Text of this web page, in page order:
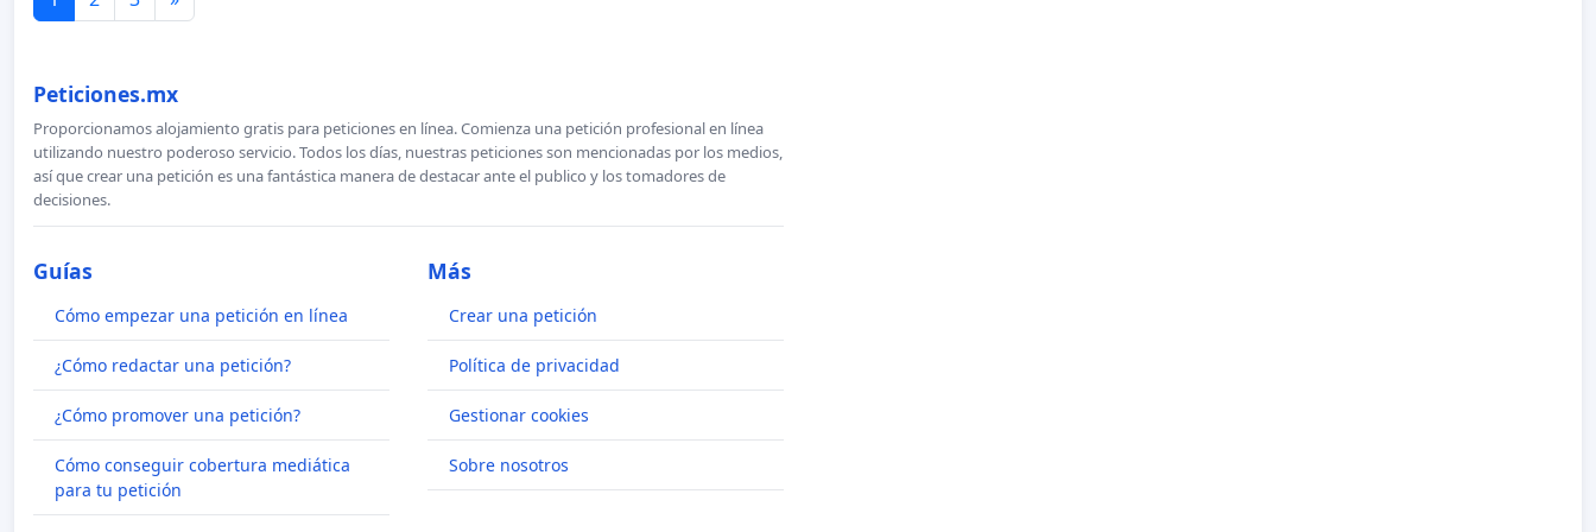
Peticiones.mx
Proporcionamos alojamiento gratis para peticiones en línea. Comienza una petición profesional en línea
utilizando nuestro poderoso servicio. Todos los días, nuestras peticiones son mencionadas por los medios,
así que crear una petición es una fantástica manera de destacar ante el publico y los tomadores de
decisiones.
Guías
Cómo empezar una petición en línea
¿Cómo redactar una petición?
¿Cómo promover una petición?
Cómo conseguir cobertura mediática
para tu petición
Más
Crear una petición
Política de privacidad
Gestionar cookies
Sobre nosotros